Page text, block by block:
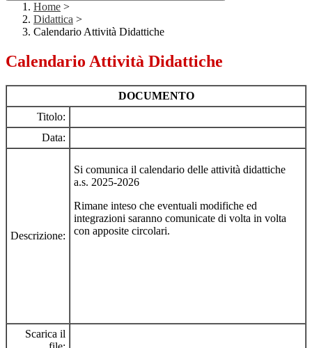
Home >
Didattica >
Calendario Attività Didattiche
Calendario Attività Didattiche
DOCUMENTO
Titolo:
Data:
Descrizione:
Si comunica il calendario delle attività didattiche
a.s. 2025-2026
Rimane inteso che eventuali modifiche ed
integrazioni saranno comunicate di volta in volta
con apposite circolari.
Scarica il